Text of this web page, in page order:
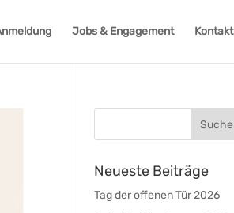
Jobs & Engagement Kontakt
Neueste Beiträge
Tag der offenen Tür 2026